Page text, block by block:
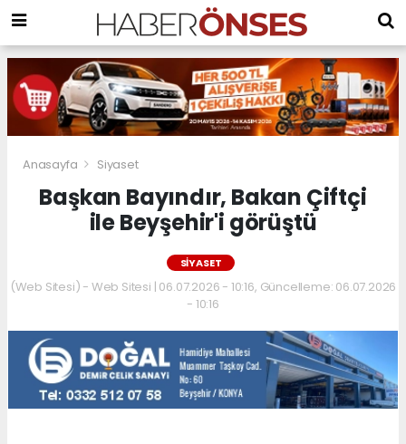
Anasayfa Siyaset
Başkan Bayındır, Bakan Çiftçi
ile Beyşehir'i görüştü
SIYASET
(Web Sitesi) - Web Sitesi | 06.07.2026 - 10:16, Güncelleme: 06.07.2026
- 10:16